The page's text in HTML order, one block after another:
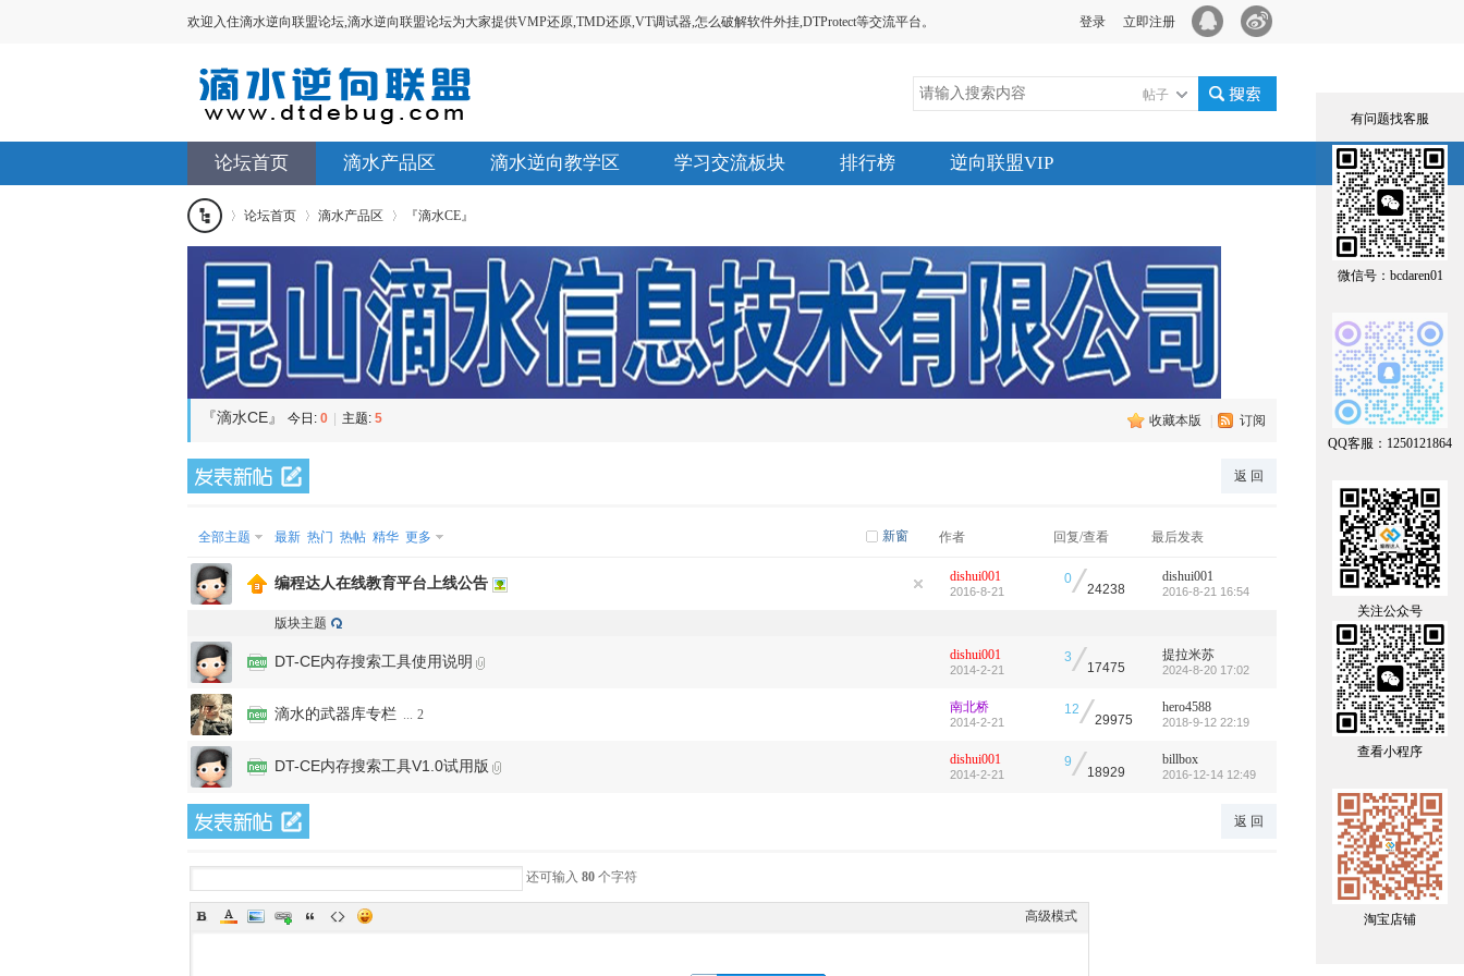
欢迎入住滴水逆向联盟论坛,滴水逆向联盟论坛为大家提供VMP还原,TMD还原,VT调试器,怎么破解软件外挂,DTProtect等交流平台。 立即注册
登录
帖子
论坛首页 滴水产品区 滴水逆向教学区 学习交流板块 排行榜 逆向联盟VIP
有问题找客服
微信号：bcdaren01
QQ客服：1250121864
关注公众号
查看小程序
淘宝店铺
逆向
联盟
»
论坛首页 滴水产品区
›
『滴水CE』
收藏本版 订阅
『滴水CE』 今日: 0 主题: 5
返 回
新窗
全部主题 最新 热门 热帖 精华 更多 作者 回复/查看 最后发表
编程达人在线教育平台上线公告 dishui001
2016-8-21
0/24238
dishui001
2016-8-21 16:54
版块主题
DT-CE内存搜索工具使用说明 dishui001
2014-2-21
3/17475
提拉米苏
2024-8-20 17:02
滴水的武器库专栏 ... 2 南北桥
2014-2-21
12/29975
hero4588
2018-9-12 22:19
DT-CE内存搜索工具V1.0试用版 dishui001
2014-2-21
9/18929
billbox
2016-12-14 12:49
返 回
还可输入 80 个字符
高级模式